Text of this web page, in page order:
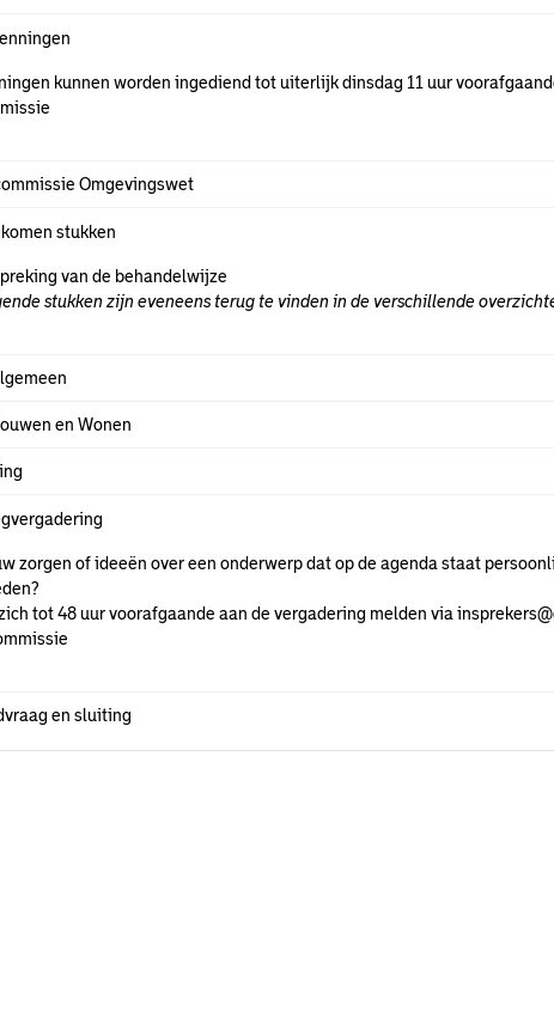
kunnen worden ingediend tot uiterlijk dinsdag 11 uur
Omgevingswet
stukken
van de behandelwijze
stukken zijn eveneens terug te vinden in de verschillende
en Wonen
zorgen of ideeën over een onderwerp dat op de agenda staat
tot 48 uur voorafgaande aan de vergadering melden via
en sluiting